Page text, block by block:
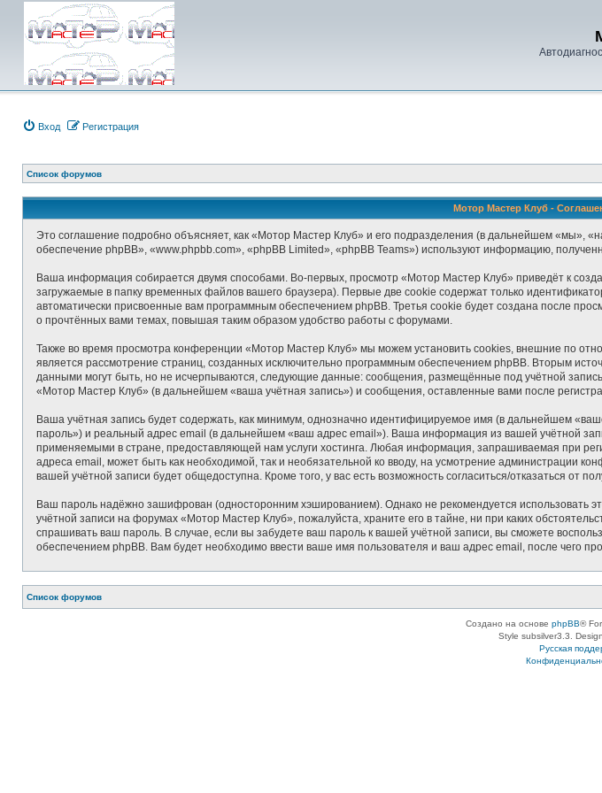
Вход Регистрация
Список форумов
Мотор Мастер Клуб -
Это соглашение подробно объясняет, как «Мотор Мастер Клуб» и его подразделения (в дальнейшем «мы»,
обеспечение phpBB», «www.phpbb.com», «phpBB Limited», «phpBB Teams») используют информацию,
Ваша информация собирается двумя способами. Во-первых, просмотр «Мотор Мастер Клуб» приведёт к
загружаемые в папку временных файлов вашего браузера). Первые две cookie содержат только
автоматически присвоенные вам программным обеспечением phpBB. Третья cookie будет создана после
о прочтённых вами темах, повышая таким образом удобство работы с форумами.
Также во время просмотра конференции «Мотор Мастер Клуб» мы можем установить cookies, внешние по
является рассмотрение страниц, созданных исключительно программным обеспечением phpBB. Вторым
данными могут быть, но не исчерпываются, следующие данные: сообщения, размещённые под учётной
«Мотор Мастер Клуб» (в дальнейшем «ваша учётная запись») и сообщения, оставленные вами после
Ваша учётная запись будет содержать, как минимум, однозначно идентифицируемое имя (в дальнейшем
пароль») и реальный адрес email (в дальнейшем «ваш адрес email»). Ваша информация из вашей учётной
применяемыми в стране, предоставляющей нам услуги хостинга. Любая информация, запрашиваемая при
адреса email, может быть как необходимой, так и необязательной ко вводу, на усмотрение администрации
вашей учётной записи будет общедоступна. Кроме того, у вас есть возможность согласиться/отказаться
Ваш пароль надёжно зашифрован (односторонним хэшированием). Однако не рекомендуется использовать
учётной записи на форумах «Мотор Мастер Клуб», пожалуйста, храните его в тайне, ни при каких
спрашивать ваш пароль. В случае, если вы забудете ваш пароль к вашей учётной записи, вы сможете
обеспечением phpBB. Вам будет необходимо ввести ваше имя пользователя и ваш адрес email, после чего
Список форумов
Создано на основе phpBB®
Style subsilver3.3.
Русская